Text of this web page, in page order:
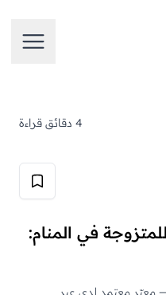
فتح
4 دقائق قراءة
في المنام:
معبّر معتمد لدى عبر